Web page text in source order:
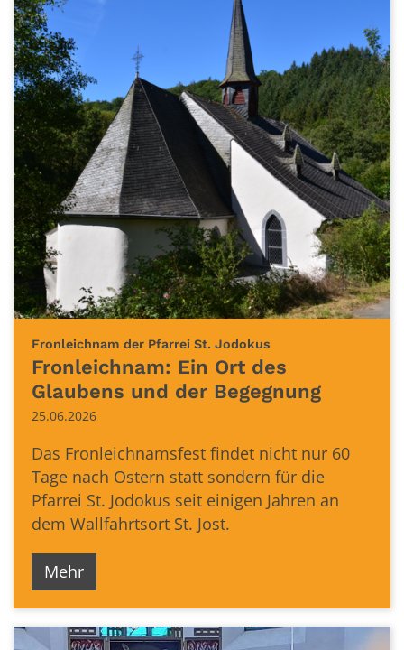
Fronleichnam der Pfarrei St. Jodokus
Fronleichnam: Ein Ort des
Glaubens und der Begegnung
25.06.2026
Das Fronleichnamsfest findet nicht nur 60
Tage nach Ostern statt sondern für die
Pfarrei St. Jodokus seit einigen Jahren an
dem Wallfahrtsort St. Jost.
Mehr